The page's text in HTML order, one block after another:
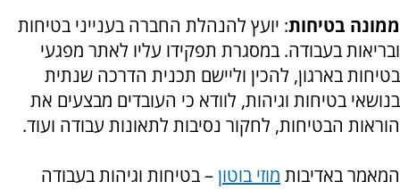
ממונה בטיחות: יועץ להנהלת החברה בענייני בטיחות
ובריאות בעבודה. במסגרת תפקידו עליו לאתר מפגעי
בטיחות בארגון, להכין וליישם תכנית הדרכה שנתית
בנושאי בטיחות וגיהות, לוודא כי העובדים מבצעים את
הוראות הבטיחות, לחקור נסיבות לתאונות עבודה ועוד.
המאמר באדיבות מוזי בוטון – בטיחות וגיהות בעבודה